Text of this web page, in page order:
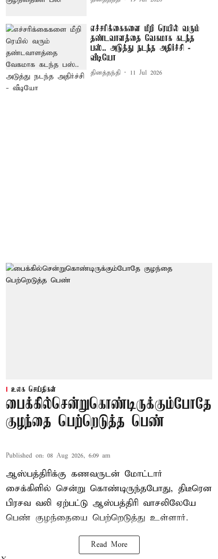
எச்சரிக்கைகளை மீறி ரெயில் வரும்
தண்டவாளத்தை வேகமாக கடந்த
பஸ்.. அடுத்து நடந்த அதிர்ச்சி -
வீடியோ
தினத்தந்தி 11 Jul 2026
உலக செய்திகள்
பைக்கில்சென்றுகொண்டிருக்கும்போதே
குழந்தை பெற்றெடுத்த பெண்
Published on: 08 Aug 2026, 6:09 am
ஆஸ்பத்திரிக்கு கணவருடன் மோட்டார்
சைக்கிளில் சென்று கொண்டிருந்தபோது, திடீரென
பிரசவ வலி ஏற்பட்டு ஆஸ்பத்திரி வாசலிலேயே
பெண் குழந்தையை பெற்றெடுத்து உள்ளார்.
Read More